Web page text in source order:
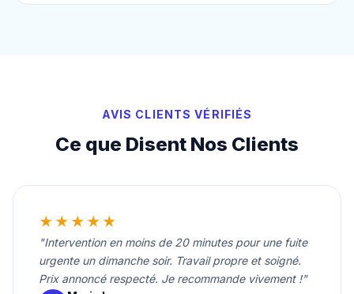
AVIS CLIENTS VÉRIFIÉS
Ce que Disent Nos Clients
★★★★★
"Intervention en moins de 20 minutes pour une fuite
urgente un dimanche soir. Travail propre et soigné.
Prix annoncé respecté. Je recommande vivement !"